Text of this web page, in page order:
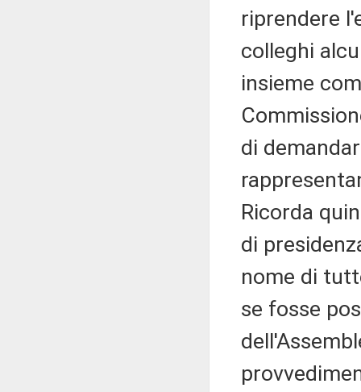
riprendere
colleghi
insieme
di
Ricorda
di
nome di
se fosse